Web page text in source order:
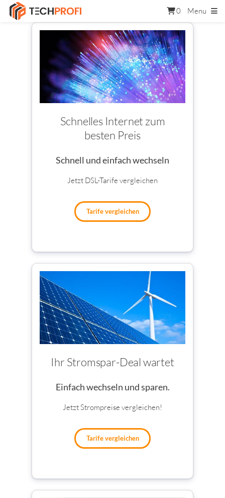
0 Menu
Schnelles Internet zum
besten Preis
Schnell und einfach wechseln
Jetzt DSL-Tarife vergleichen
Tarife vergleichen
Ihr Stromspar-Deal wartet
Einfach wechseln und sparen.
Jetzt Strompreise vergleichen!
Tarife vergleichen